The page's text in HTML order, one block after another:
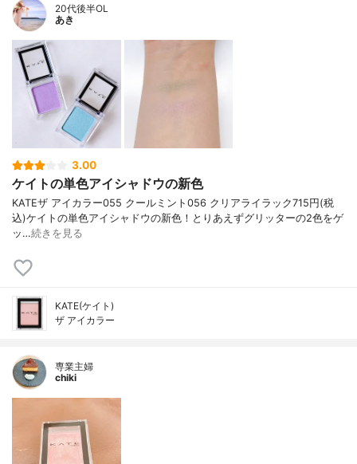
20代後半OL
あき
3.00
ケイトの単色アイシャドウの新色
KATE ザ アイカラー 055 クールミント 056 クリアライラック 715円(税
込) ケイトの単色アイシャドウの新色！ とりあえずグリッターの2色をゲ
ッ…続きを見る
KATE(ケイト)
ザ アイカラー
専業主婦
chiki